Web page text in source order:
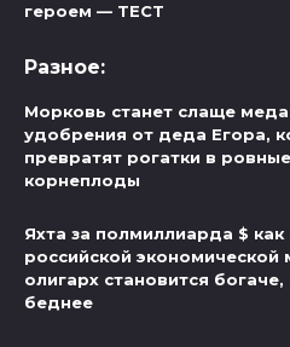
героем — ТЕСТ
Разное:
Морковь станет слаще
удобрения от деда Егора,
превратят рогатки в ровные
корнеплоды
Яхта за полмиллиарда $ как
российской экономической
олигарх становится
беднее